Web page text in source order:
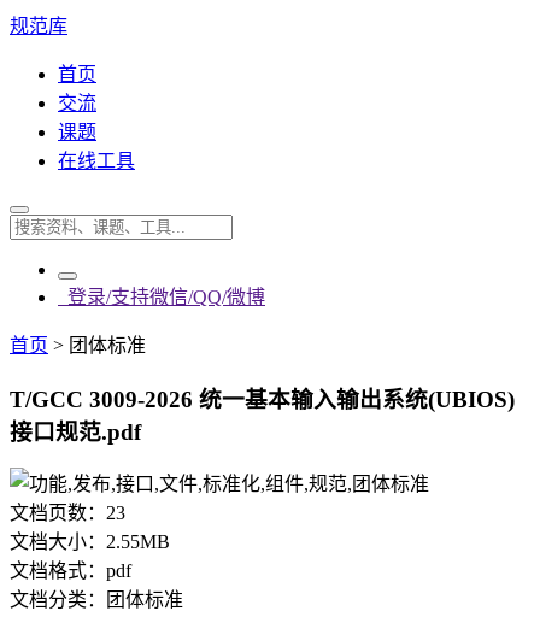
规范库
首页
交流
课题
在线工具
登录/支持微信/QQ/微博
首页 > 团体标准
T/GCC 3009-2026 统一基本输入输出系统(UBIOS)
接口规范.pdf
文档页数： 23
文档大小： 2.55MB
文档格式： pdf
文档分类：
团体标准